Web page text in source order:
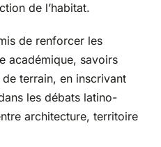
de l’habitat.
de renforcer les
académique, savoirs
terrain, en inscrivant
les débats latino-
architecture, territoire